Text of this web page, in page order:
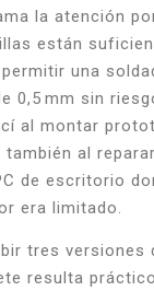
la atención
están
una
0,5 mm sin
al montar
al
de escritorio
era limitado.
tres versiones
resulta